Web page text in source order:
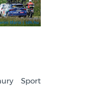
Sport